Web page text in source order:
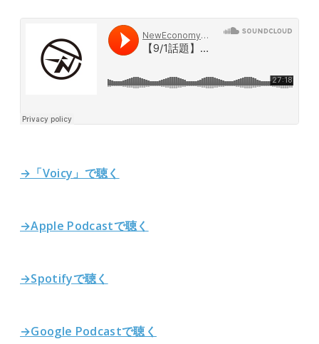
→「Voicy」で聴く
→Apple Podcastで聴く
→Spotifyで聴く
→Google Podcastで聴く